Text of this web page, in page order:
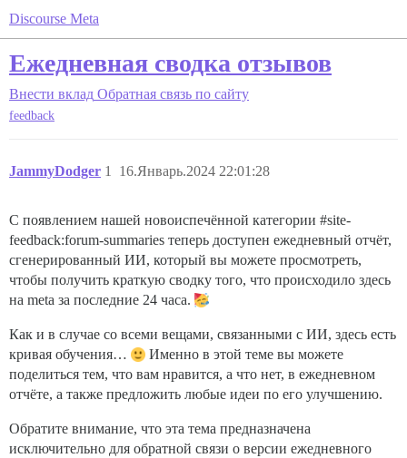
Discourse Meta
Ежедневная сводка отзывов
Внести вклад Обратная связь по сайту
feedback
JammyDodger 16.Январь.2024 22:01:28
1
С появлением нашей новоиспечённой категории #site-
feedback:forum-summaries теперь доступен ежедневный отчёт,
сгенерированный ИИ, который вы можете просмотреть,
чтобы получить краткую сводку того, что происходило здесь
на meta за последние 24 часа.
Как и в случае со всеми вещами, связанными с ИИ, здесь есть
кривая обучения…
Именно в этой теме вы можете
поделиться тем, что вам нравится, а что нет, в ежедневном
отчёте, а также предложить любые идеи по его улучшению.
Обратите внимание, что эта тема предназначена
исключительно для обратной связи о версии ежедневного